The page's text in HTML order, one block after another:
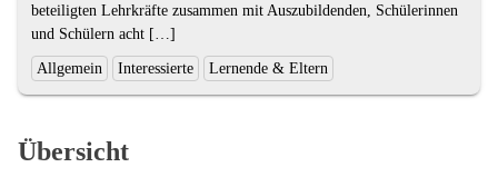
beteiligten Lehrkräfte zusammen mit Auszubildenden, Schülerinnen
und Schülern acht […]
Ende
des
Textauszugs
Kategorien
und
Allgemein Interessierte Lernende & Eltern
Übersicht